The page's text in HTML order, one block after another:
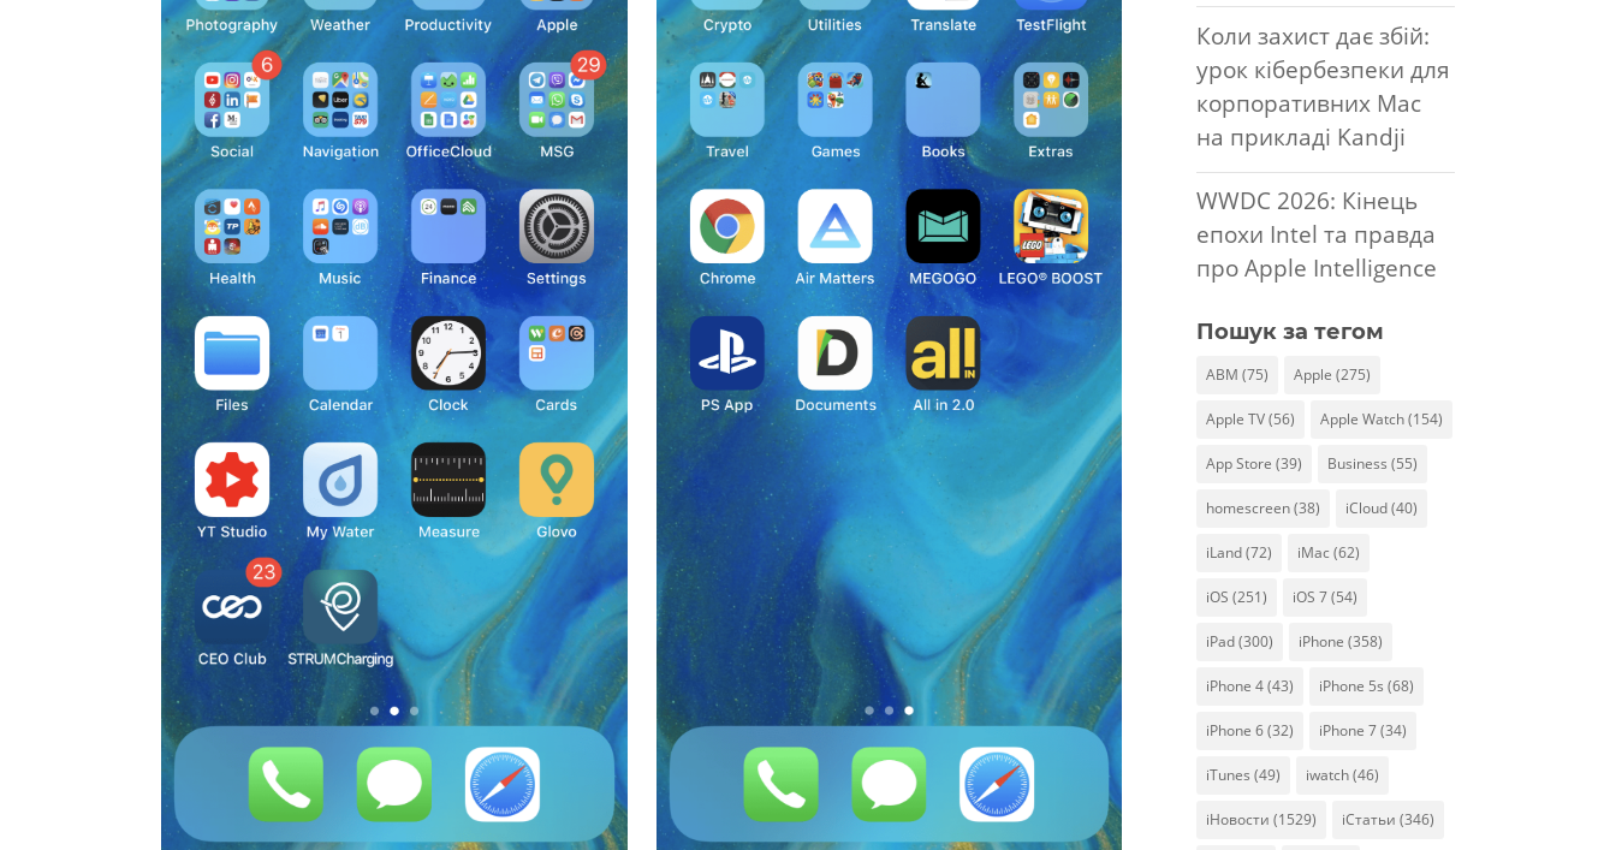
Коли захист дає збій:
урок кібербезпеки для
корпоративних Mac
на прикладі Kandji
WWDC 2026: Кінець
епохи Intel та правда
про Apple Intelligence
Пошук за тегом
ABM (75) Apple (275)
Apple TV(56) Apple Watch(154)
App Store (39) Business (55)
homescreen(38) iCloud(40)
iLand(72) iMac (62)
iOS (251) iOS 7(54)
iPad(300) iPhone (358)
iPhone 4(43) iPhone 5s (68)
iPhone 6(32) iPhone 7(34)
iTunes (49) iwatch(46)
iНовости (1529) iСтатьи (346)